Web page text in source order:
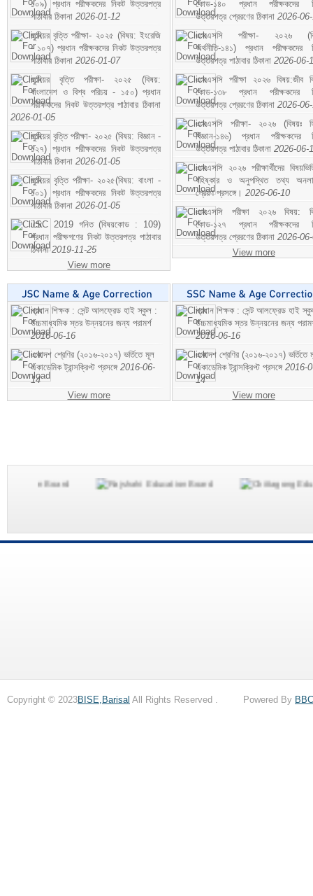
১০৯) প্রধান পরীক্ষকদের নিকট উত্তরপত্র
পাঠাবার ঠিকানা 2026-01-12
জুনিয়র বৃত্তি পরীক্ষা- ২০২৫ (বিষয়: ইংরেজি
- ১০৭) প্রধান পরীক্ষকদের নিকট উত্তরপত্র
পাঠাবার ঠিকানা 2026-01-07
জুনিয়র বৃত্তি পরীক্ষা- ২০২৫ (বিষয়:
বাংলাদেশ ও বিশ্ব পরিচয় - ১৫০) প্রধান
পরীক্ষকদের নিকট উত্তরপত্র পাঠাবার ঠিকানা
2026-01-05
জুনিয়র বৃত্তি পরীক্ষা- ২০২৫ (বিষয়: বিজ্ঞান -
১২৭) প্রধান পরীক্ষকদের নিকট উত্তরপত্র
পাঠাবার ঠিকানা 2026-01-05
জুনিয়র বৃত্তি পরীক্ষা- ২০২৫(বিষয়: বাংলা -
১০১) প্রধান পরীক্ষকদের নিকট উত্তরপত্র
পাঠাবার ঠিকানা 2026-01-05
JSC 2019 গনিত (বিষয়কোড : 109)
প্রধান পরীক্ষগণের নিকট উত্তরপত্র পাঠাবার
ঠিকানা2019-11-25
View more
কোড-১৪০ প্রধান পরীক্ষকদের
উত্তরপত্র প্রেরণের ঠিকানা 2026-
এসএসসি পরীক্ষা- ২০২৬
অর্থনীতি-১৪১) প্রধান পরীক্ষকদের
উত্তরপত্র পাঠাবার ঠিকানা 2026-06-
এসএসসি পরীক্ষা ২০২৬ বিষয়:জীব
কোড-১৩৮ প্রধান পরীক্ষকদের
উত্তরপত্র প্রেরণের ঠিকানা 2026-
এসএসসি পরীক্ষা- ২০২৬ (বিষয়ঃ
বিজ্ঞান-১৪৬) প্রধান পরীক্ষকদের
উত্তরপত্র পাঠাবার ঠিকানা 2026-06-
এসএসসি ২০২৬ পরীক্ষার্থীদের
বহিষ্কার ও অনুপস্থিত তথ্য
প্রেরণ প্রসঙ্গে। 2026-06-10
এসএসসি পরীক্ষা ২০২৬ বিষয়:
কোড-১২৭ প্রধান পরীক্ষকদের
উত্তরপত্র প্রেরণের ঠিকানা 2026-
View more
প্রধান শিক্ষক : সেন্ট আলফ্রেড হাই স্কুল :
উচ্চমাধ্যমিক স্তর উন্নয়নের জন্য পরামর্শ
2016-06-16
একাদশ শ্রেণির (২০১৬-২০১৭) ভর্তিতে মূল
একাডেমিক ট্রান্সক্রিপ্ট প্রসঙ্গে 2016-06-
14
View more
প্রধান শিক্ষক : সেন্ট আলফ্রেড হাই
উচ্চমাধ্যমিক স্তর উন্নয়নের জন্য
2016-06-16
একাদশ শ্রেণির (২০১৬-২০১৭) ভর্তিতে
একাডেমিক ট্রান্সক্রিপ্ট প্রসঙ্গে 2016-
14
View more
Copyright © 2023BISE,Barisal All Rights Reserved . Powered By